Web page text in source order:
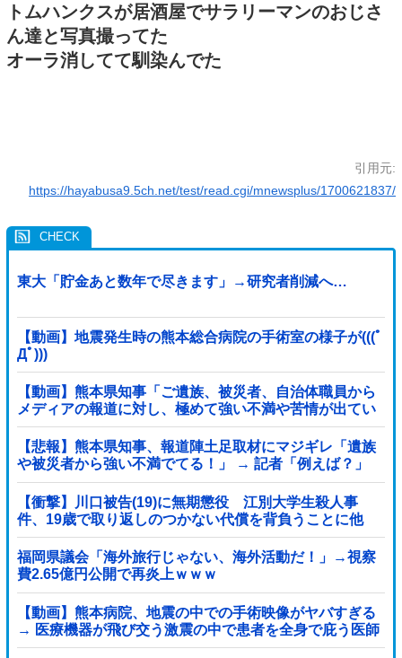
トムハンクスが居酒屋でサラリーマンのおじさ
ん達と写真撮ってた
オーラ消してて馴染んでた
引用元:
https://hayabusa9.5ch.net/test/read.cgi/mnewsplus/1700621837/
東大「貯金あと数年で尽きます」→研究者削減へ…
【動画】地震発生時の熊本総合病院の手術室の様子が(((ﾟ
Дﾟ)))
【動画】熊本県知事「ご遺族、被災者、自治体職員から
メディアの報道に対し、極めて強い不満や苦情が出てい
る」記者「具体的には？」→
【悲報】熊本県知事、報道陣土足取材にマジギレ「遺族
や被災者から強い不満でてる！」 → 記者「例えば？」
→ 知事、怒り通り越して呆れてしまう …...
【衝撃】川口被告(19)に無期懲役 江別大学生殺人事
件、19歳で取り返しのつかない代償を背負うことに他
福岡県議会「海外旅行じゃない、海外活動だ！」→視察
費2.65億円公開で再炎上ｗｗｗ
【動画】熊本病院、地震の中での手術映像がヤバすぎる
→ 医療機器が飛び交う激震の中で患者を全身で庇う医師
らの咄嗟の行動に世界中から絶賛の嵐